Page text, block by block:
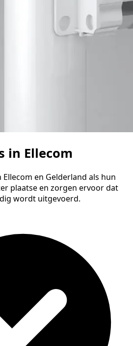
in Ellecom
en Gelderland als hun
plaatse en zorgen ervoor dat
wordt uitgevoerd.